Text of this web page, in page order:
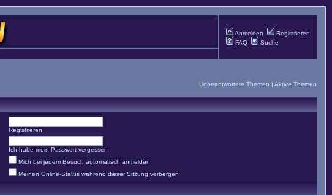
Anmelden
Registrieren
FAQ
Suche
Unbeantwortete Themen | Aktive Themen
Registrieren
Ich habe mein Passwort vergessen
Mich bei jedem Besuch automatisch anmelden
Meinen Online-Status während dieser Sitzung verbergen